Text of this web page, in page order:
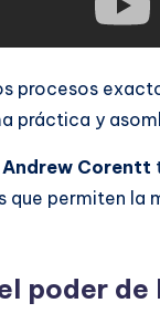
procesos
práctica y
Andrew Corentt
permiten
poder